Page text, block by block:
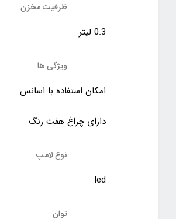
ظرفیت مخزن
0.3 لیتر
ویژگی ها
امکان استفاده با اسانس
دارای چراغ هفت رنگ
نوع لامپ
led
توان